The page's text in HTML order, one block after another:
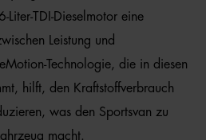
TDI-Dieselmotor eine
Leistung und
Technologie, die in diesen
hilft, den Kraftstoffverbrauch
was den Sportsvan zu
macht.